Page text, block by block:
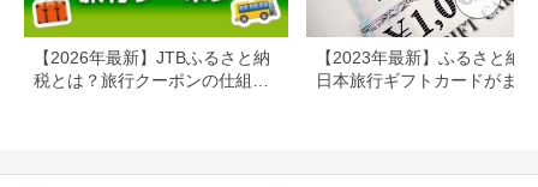
【2026年最新】JTBふるさと納
税とは？旅行クーポンの仕組
【2023年最新】ふるさと納
日本旅行ギフトカードがまだ